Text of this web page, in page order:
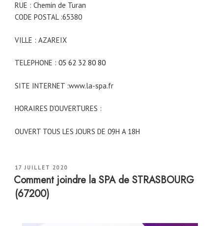
RUE : Chemin de Turan
CODE POSTAL :65380
VILLE : AZAREIX
TELEPHONE : 05 62 32 80 80
SITE INTERNET :www.la-spa.fr
HORAIRES D’OUVERTURES :
OUVERT TOUS LES JOURS DE 09H A 18H
PUBLIÉ
LE
17 JUILLET 2020
Comment joindre la SPA de STRASBOURG
(67200)